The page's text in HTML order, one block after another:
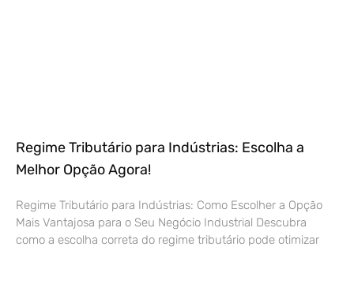
Regime Tributário para Indústrias: Escolha a
Melhor Opção Agora!
Regime Tributário para Indústrias: Como Escolher a Opção
Mais Vantajosa para o Seu Negócio Industrial Descubra
como a escolha correta do regime tributário pode otimizar